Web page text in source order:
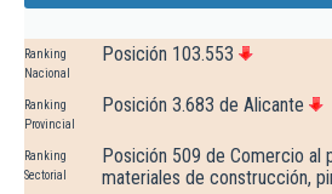
Ranking
Nacional
Posición 103.553
Ranking
Provincial
Posición 3.683 de Alicante
Ranking
Sectorial
Posición 509 de Comercio al
materiales de construcción,